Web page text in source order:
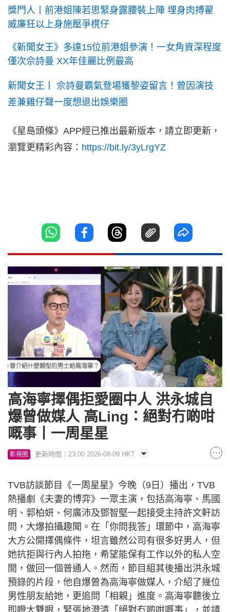
獎門人丨前港姐陳若思緊身露腰裝上陣 埋身肉搏翟
威廉狂以上身施壓爭櫈仔
《新聞女王》多達15位前港姐參演！一女角資深程度
僅次佘詩曼 XX年佳麗比例最高
新聞女王丨 佘詩曼霸氣登場獲黎姿留言！曾因演技
差兼雞仔聲一度想退出娛樂圈
《星島頭條》APP經已推出最新版本，請立即更新，
瀏覽更精彩內容： https://bit.ly/3yLrgYZ
高海寧擇偶拒愛圈中人 洪永城自
爆曾做媒人 高Ling：絕對冇啲咁
嘅事丨一周星星
影視圈 更新時間：23:00 2026-08-09 HKT
TVB訪談節目《一周星星》今晚（9日）播出，TVB
熱播劇《夫妻的博弈》一眾主演，包括高海寧、馬國
明、郭柏妍、何廣沛及鄧智堅一起接受主持許文軒訪
問，大爆拍攝趣聞。在「你問我答」環節中，高海寧
大方公開擇偶條件，坦言雖然公司有很多好男人，但
她抗拒與行內人拍拖，希望能保有工作以外的私人空
間，做回一個普通人。然而，節目組其後播出洪永城
預錄的片段，他自爆曾為高海寧做媒人，介紹了幾位
男性朋友給她，更追問「相親」進度。高海寧聽後立